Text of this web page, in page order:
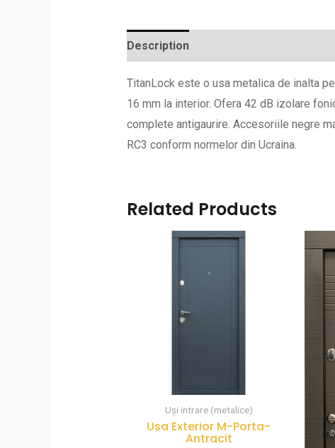
Description
TitanLock este o usa metalica de inalta
16 mm la interior. Ofera 42 dB izolare
complete antigaurire. Accesoriile negre
RC3 conform normelor din Ucraina.
Related Products
Uși intrare (metalice)
Usa Exterior M-Porta-
Antracit